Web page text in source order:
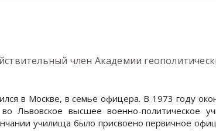
член Академии
в Москве, в семье офицера. В 1973 году
Львовское высшее военно-политическое
училища было присвоено первичное